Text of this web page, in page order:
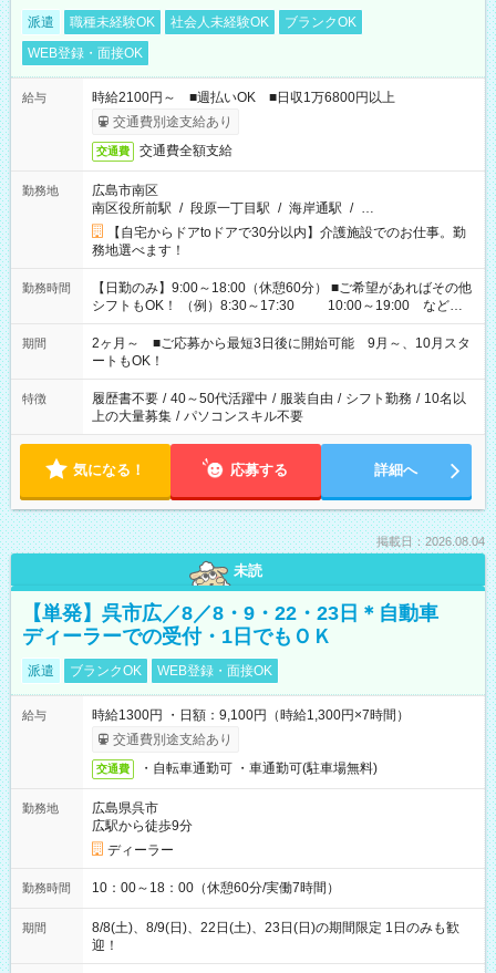
派遣 職種未経験OK 社会人未経験OK
ブランクOK
WEB登録・面接OK
給与
時給2100円～ ■週払いOK ■日収1万6800円以上
交通費別途支給あり
交通費 交通費全額支給
勤務地
広島市南区
南区役所前駅 / 段原一丁目駅 / 海岸通駅 / …
【自宅からドアtoドアで30分以内】介護施設でのお仕事。勤
務地選べます！
勤務時間
【日勤のみ】9:00～18:00（休憩60分） ■ご希望があればその他
シフトもOK！ （例）8:30～17:30 10:00～19:00 など
「家族とお休みを合わせたい」 「できれば残業はしたくない」
など、あなたのご希望に沿ったお仕事をご紹介します！ ※Wワ
ーク希望の方へ 今ご覧のお仕事で希望する勤務時間と、もう1つ
のお仕事の勤務時間。 合計で週40時間を超える場合は応募でき
ません
期間
2ヶ月～ ■ご応募から最短3日後に開始可能 9月～、10月スタ
ートもOK！
特徴 履歴書不要 / 40～50代活躍中 / 服装自由 / シフト勤務 / 10名以
上の大量募集 / パソコンスキル不要
気になる！ 応募する 詳細へ
掲載日：2026.08.04
未読
【単発】呉市広／8／8・9・22・23日＊自動車
ディーラーでの受付・1日でもＯＫ
派遣 ブランクOK WEB登録・面接OK
給与
時給1300円 ・日額：9,100円（時給1,300円×7時間）
交通費別途支給あり
交通費 ・自転車通勤可 ・車通勤可(駐車場無料)
勤務地
広島県呉市
広駅から徒歩9分
ディーラー
勤務時間 10：00～18：00（休憩60分/実働7時間）
期間
8/8(土)、8/9(日)、22日(土)、23日(日)の期間限定 1日のみも歓
迎！